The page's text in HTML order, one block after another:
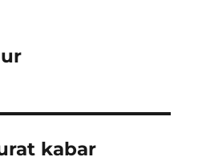
kabar